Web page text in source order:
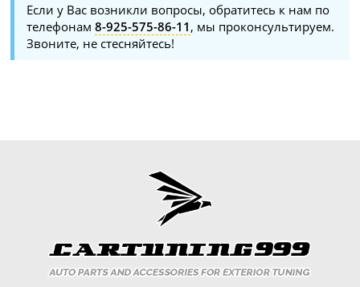
Если у Вас возникли вопросы, обратитесь к нам по
телефонам8-925-575-86-11 , мы проконсультируем.
Звоните, не стесняйтесь!